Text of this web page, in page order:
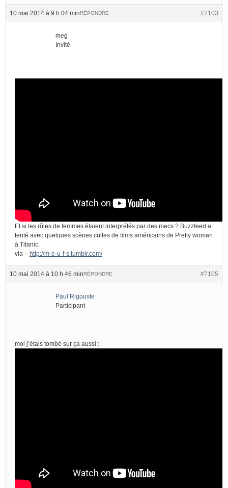
10 mai 2014 à 9 h 04 min #7103
RÉPONDRE
meg
Invité
Et si les rôles de femmes étaient interprétés par des mecs ? Buzzfeed a
tenté avec quelques scènes cultes de films américains de Pretty woman
à Titanic.
via – http://m-e-u-f-s.tumblr.com/
10 mai 2014 à 10 h 46 min #7105
RÉPONDRE
Paul Rigouste
Participant
moi j’étais tombé sur ça aussi :